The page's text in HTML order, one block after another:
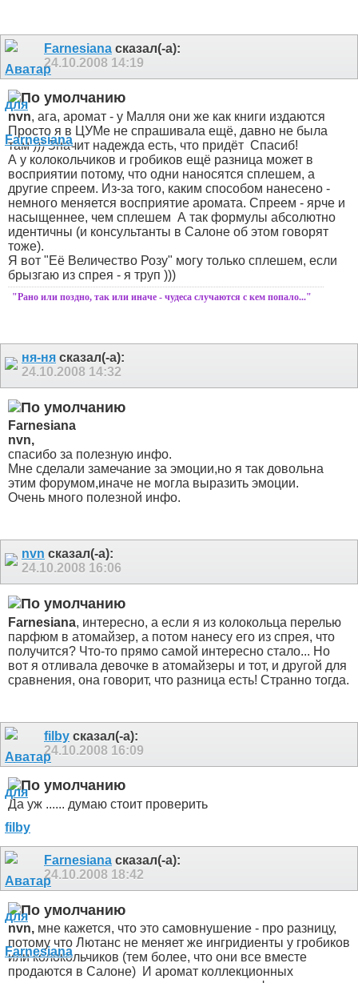
Farnesiana сказал(-а):
24.10.2008 14:19
nvn, ага, аромат - у Малля они же как книги издаются
Просто я в ЦУМе не спрашивала ещё, давно не была
там ))) Значит надежда есть, что придёт Спасиб!
А у колокольчиков и гробиков ещё разница может в
восприятии потому, что одни наносятся сплешем, а
другие спреем. Из-за того, каким способом нанесено -
немного меняется восприятие аромата. Спреем - ярче и
насыщеннее, чем сплешем А так формулы абсолютно
идентичны (и консультанты в Салоне об этом говорят
тоже).
Я вот "Её Величество Розу" могу только сплешем, если
брызгаю из спрея - я труп )))
"Рано или поздно, так или иначе - чудеса случаются с кем попало..."
ня-ня сказал(-а):
24.10.2008 14:32
Farnesiana
nvn,
спасибо за полезную инфо.
Мне сделали замечание за эмоции,но я так довольна
этим форумом,иначе не могла выразить эмоции.
Очень много полезной инфо.
nvn сказал(-а):
24.10.2008 16:06
Farnesiana, интересно, а если я из колокольца перелью
парфюм в атомайзер, а потом нанесу его из спрея, что
получится? Что-то прямо самой интересно стало... Но
вот я отливала девочке в атомайзеры и тот, и другой для
сравнения, она говорит, что разница есть! Странно тогда.
filby сказал(-а):
24.10.2008 16:09
Да уж ...... думаю стоит проверить
Farnesiana сказал(-а):
24.10.2008 18:42
nvn, мне кажется, что это самовнушение - про разницу,
потому что Лютанс не меняет же ингридиенты у гробиков
или колокольчиков (тем более, что они все вместе
продаются в Салоне) И аромат коллекционных